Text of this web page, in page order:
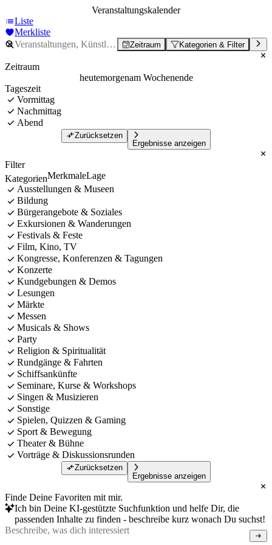
Veranstaltungskalender
Liste
Merkliste
Zeitraum Kategorien & Filter
Zeitraum
heutemorgenam Wochenende
Tageszeit
Vormittag
Nachmittag
Abend
Zurücksetzen
Ergebnisse anzeigen
Filter
KategorienMerkmaleLage
Ausstellungen & Museen
Bildung
Bürgerangebote & Soziales
Exkursionen & Wanderungen
Festivals & Feste
Film, Kino, TV
Kongresse, Konferenzen & Tagungen
Konzerte
Kundgebungen & Demos
Lesungen
Märkte
Messen
Musicals & Shows
Party
Religion & Spiritualität
Rundgänge & Fahrten
Schiffsankünfte
Seminare, Kurse & Workshops
Singen & Musizieren
Sonstige
Spielen, Quizzen & Gaming
Sport & Bewegung
Theater & Bühne
Vorträge & Diskussionsrunden
Zurücksetzen
Ergebnisse anzeigen
Finde Deine Favoriten mit mir.
Ich bin Deine KI-gestützte Suchfunktion und helfe Dir, die
passenden Inhalte zu finden - beschreibe kurz wonach Du suchst!